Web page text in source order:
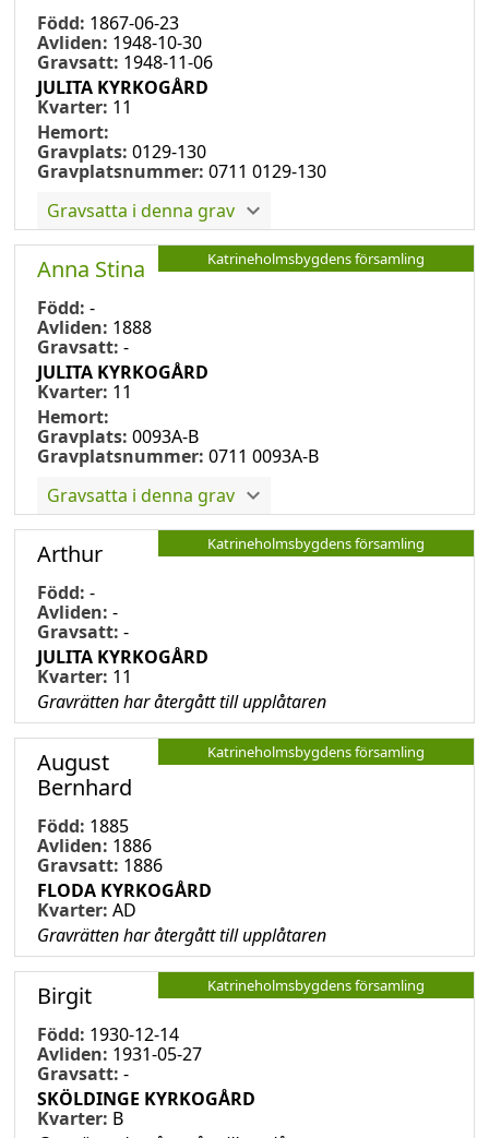
Född: 1867-06-23
Avliden: 1948-10-30
Gravsatt: 1948-11-06
JULITA KYRKOGÅRD
Kvarter: 11
Hemort:
Gravplats: 0129-130
Gravplatsnummer: 0711 0129-130
Gravsatta i denna grav
Katrineholmsbygdens församling
Anna Stina
Född: -
Avliden: 1888
Gravsatt: -
JULITA KYRKOGÅRD
Kvarter: 11
Hemort:
Gravplats: 0093A-B
Gravplatsnummer: 0711 0093A-B
Gravsatta i denna grav
Katrineholmsbygdens församling
Arthur
Född: -
Avliden: -
Gravsatt: -
JULITA KYRKOGÅRD
Kvarter: 11
Gravrätten har återgått till upplåtaren
Katrineholmsbygdens församling
August
Bernhard
Född: 1885
Avliden: 1886
Gravsatt: 1886
FLODA KYRKOGÅRD
Kvarter: AD
Gravrätten har återgått till upplåtaren
Katrineholmsbygdens församling
Birgit
Född: 1930-12-14
Avliden: 1931-05-27
Gravsatt: -
SKÖLDINGE KYRKOGÅRD
Kvarter: B